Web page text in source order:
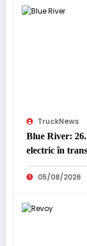
TruckNews
Blue River:
electric în
05/08/2026